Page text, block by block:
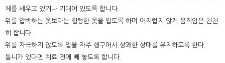
체를 세우고 있거나 기대어 있도록 합니다.
위를 압박하는 옷보다는 헐렁한 옷을 입도록 하며 어지럽지 않게 움직임은 천천
히 합니다.
위를 자극하지 않도록 입을 자주 헹구어서 상쾌한 상태를 유지하도록 한다.
틀니가 있다면 치료 전에 빼 놓도록 합니다.